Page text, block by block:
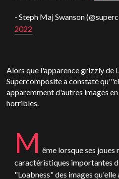
- Steph Maj Swanson
2022
Alors que l'apparence grizzly de
Supercomposite a constaté
apparemment d'autres images
horribles.
M ême lorsque ses joues
caractéristiques importantes
"Loabness" des images